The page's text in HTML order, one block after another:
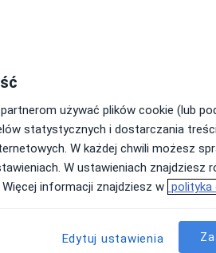
używać plików cookie (lub
statystycznych i dostarczania
W każdej chwili możesz
W ustawieniach znajdziesz
informacji znajdziesz w polityka
Edytuj ustawienia